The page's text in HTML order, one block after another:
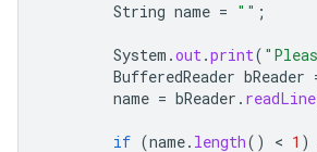
String name = "" ;
System .out.print(
BufferedReader bReader
name = bReader . readLine
if (name. length() < 1 )